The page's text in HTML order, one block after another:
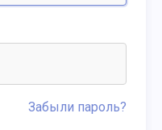
Забыли пароль?